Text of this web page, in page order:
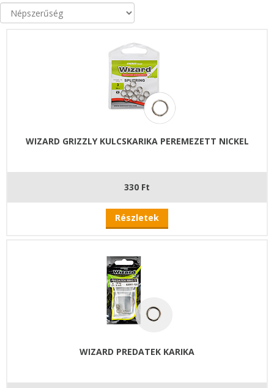
WIZARD GRIZZLY KULCSKARIKA PEREMEZETT NICKEL
330 Ft
Részletek
WIZARD PREDATEK KARIKA